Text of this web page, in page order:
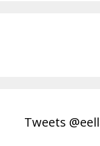
Tweets